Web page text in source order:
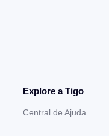
Explore a Tigo
Central de Ajuda